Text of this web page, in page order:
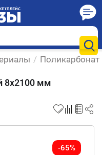
/ Поликарбонат
8х2100 мм
-65%